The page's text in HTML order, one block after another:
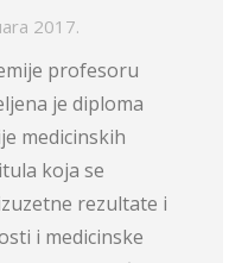
2017.
profesoru
je diploma
medicinskih
koja se
rezultate i
i medicinske